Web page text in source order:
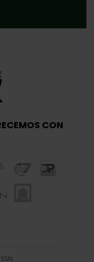
CON